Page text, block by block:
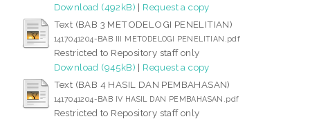
Download (492kB) | Request a copy
Text (BAB 3 METODELOGI PENELITIAN)
1417041204-BAB III METODELOGI PENELITIAN.pdf
Restricted to Repository staff only
Download (945kB) | Request a copy
Text (BAB 4 HASIL DAN PEMBAHASAN)
1417041204-BAB IV HASIL DAN PEMBAHASAN.pdf
Restricted to Repository staff only